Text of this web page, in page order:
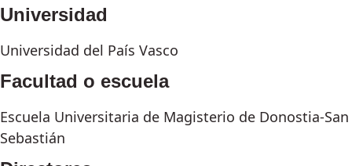
Universidad
Universidad del País Vasco
Facultad o escuela
Escuela Universitaria de Magisterio de Donostia-San
Sebastián